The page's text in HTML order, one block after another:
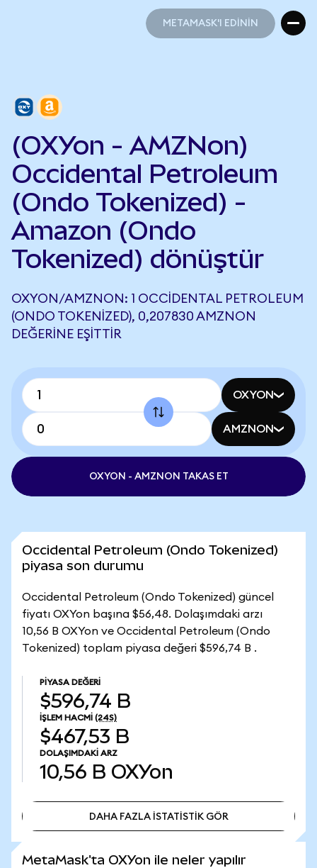
METAMASK'I EDİNİN
(OXYon - AMZNon)
Occidental Petroleum
(Ondo Tokenized) -
Amazon (Ondo
Tokenized) dönüştür
OXYON/AMZNON: 1 OCCIDENTAL PETROLEUM
(ONDO TOKENIZED), 0,207830 AMZNON
DEĞERINE EŞITTIR
OXYON
AMZNON
OXYON - AMZNON TAKAS ET
Occidental Petroleum (Ondo Tokenized)
piyasa son durumu
Occidental Petroleum (Ondo Tokenized) güncel
fiyatı OXYon başına $56,48. Dolaşımdaki arzı
10,56 B OXYon ve Occidental Petroleum (Ondo
Tokenized) toplam piyasa değeri $596,74 B .
PIYASA DEĞERI
$596,74 B
İŞLEM HACMI (24S)
$467,53 B
DOLAŞIMDAKI ARZ
10,56 B OXYon
DAHA FAZLA İSTATİSTİK GÖR
MetaMask'ta OXYon ile neler yapılır